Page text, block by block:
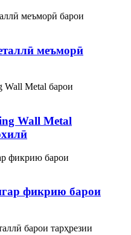
меъморӣ
Wall Metal
фикрию барои